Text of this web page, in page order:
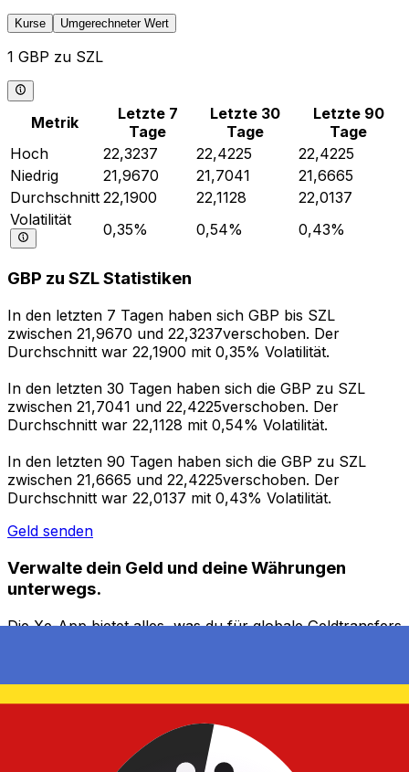
Kurse Umgerechneter Wert
1 GBP zu SZL
Metrik
Letzte 7
Tage
Letzte 30
Tage
Letzte 90
Tage
Hoch
22,3237 22,4225
22,4225
Niedrig
21,9670 21,7041
21,6665
Durchschnitt 22,1900 22,1128
22,0137
Volatilität
0,35% 0,54% 0,43%
GBP zu SZL Statistiken
In den letzten 7 Tagen haben sich GBP bis SZL
zwischen 21,9670 und 22,3237verschoben. Der
Durchschnitt war 22,1900 mit 0,35% Volatilität.
In den letzten 30 Tagen haben sich die GBP zu SZL
zwischen 21,7041 und 22,4225verschoben. Der
Durchschnitt war 22,1128 mit 0,54% Volatilität.
In den letzten 90 Tagen haben sich die GBP zu SZL
zwischen 21,6665 und 22,4225verschoben. Der
Durchschnitt war 22,0137 mit 0,43% Volatilität.
Geld senden
Verwalte dein Geld und deine Währungen
unterwegs.
Die Xe-App bietet alles, was du für globale Geldtransfers
Geld ins Ausland überweisen, ohne versteckte